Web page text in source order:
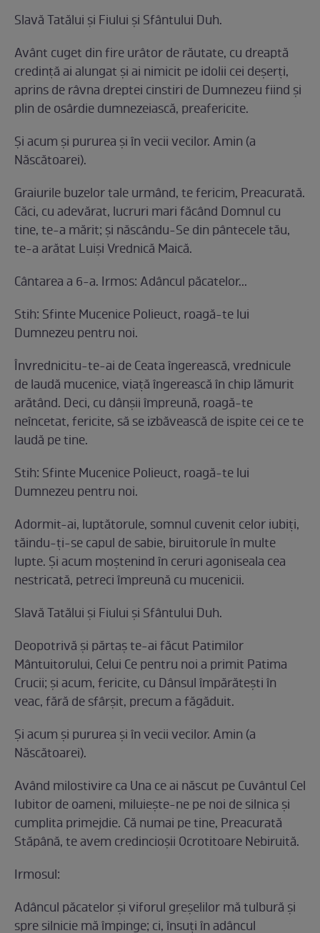
Slavă Tatălui şi Fiului şi Sfântului Duh.
Avânt cuget din fire urâtor de răutate, cu dreaptă
credinţă ai alungat şi ai nimicit pe idolii cei deşerţi,
aprins de râvna dreptei cinstiri de Dumnezeu fiind şi
plin de osârdie dumnezeiască, preafericite.
Şi acum şi pururea şi în vecii vecilor. Amin (a
Născătoarei).
Graiurile buzelor tale urmând, te fericim, Preacurată.
Căci, cu adevărat, lucruri mari făcând Domnul cu
tine, te-a mărit; şi născându-Se din pântecele tău,
te-a arătat Luişi Vrednică Maică.
Cântarea a 6-a. Irmos: Adâncul păcatelor...
Stih: Sfinte Mucenice Polieuct, roagă-te lui
Dumnezeu pentru noi.
Învrednicitu-te-ai de Ceata îngerească, vrednicule
de laudă mucenice, viaţă îngerească în chip lămurit
arătând. Deci, cu dânşii împreună, roagă-te
neîncetat, fericite, să se izbăvească de ispite cei ce te
laudă pe tine.
Stih: Sfinte Mucenice Polieuct, roagă-te lui
Dumnezeu pentru noi.
Adormit-ai, luptătorule, somnul cuvenit celor iubiţi,
tăindu-ţi-se capul de sabie, biruitorule în multe
lupte. Şi acum moştenind în ceruri agoniseala cea
nestricată, petreci împreună cu mucenicii.
Slavă Tatălui şi Fiului şi Sfântului Duh.
Deopotrivă şi părtaş te-ai făcut Patimilor
Mântuitorului, Celui Ce pentru noi a primit Patima
Crucii; şi acum, fericite, cu Dânsul împărăteşti în
veac, fără de sfârşit, precum a făgăduit.
Şi acum şi pururea şi în vecii vecilor. Amin (a
Născătoarei).
Având milostivire ca Una ce ai născut pe Cuvântul Cel
Iubitor de oameni, miluieşte-ne pe noi de silnica şi
cumplita primejdie. Că numai pe tine, Preacurată
Stăpână, te avem credincioşii Ocrotitoare Nebiruită.
Irmosul:
Adâncul păcatelor şi viforul greşelilor mă tulbură şi
spre silnicie mă împinge; ci, însuţi în adâncul